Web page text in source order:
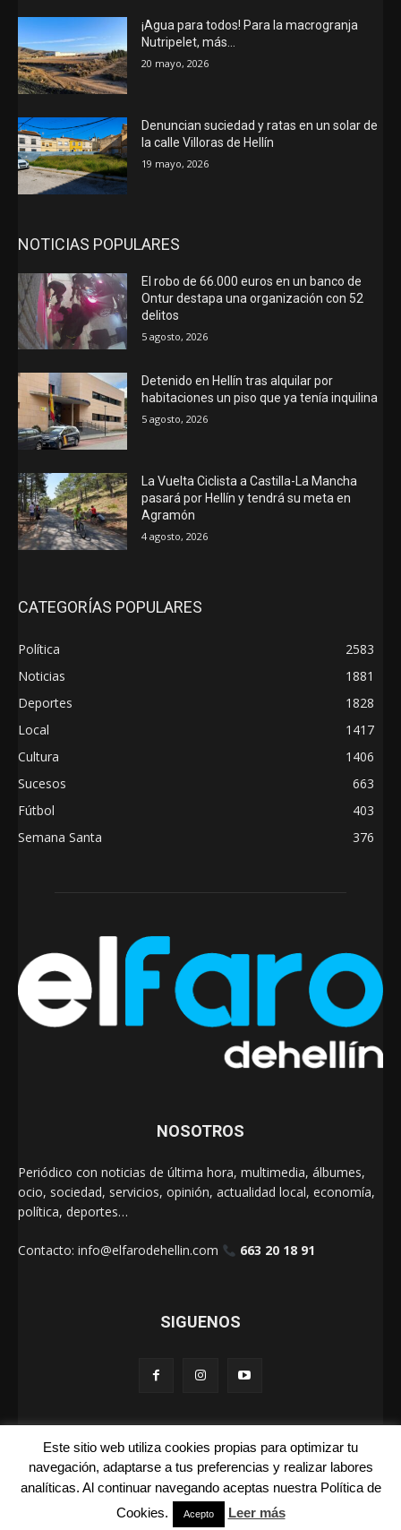
¡Agua para todos! Para la macrogranja
Nutripelet, más…
20 mayo, 2026
Denuncian suciedad y ratas en un solar de
la calle Villoras de Hellín
19 mayo, 2026
NOTICIAS POPULARES
El robo de 66.000 euros en un banco de
Ontur destapa una organización con 52
delitos
5 agosto, 2026
Detenido en Hellín tras alquilar por
habitaciones un piso que ya tenía inquilina
5 agosto, 2026
La Vuelta Ciclista a Castilla-La Mancha
pasará por Hellín y tendrá su meta en
Agramón
4 agosto, 2026
CATEGORÍAS POPULARES
Política
2583
Noticias
1881
Deportes
1828
Local
1417
Cultura
1406
Sucesos
663
Fútbol
403
Semana Santa
376
NOSOTROS
Periódico con noticias de última hora, multimedia, álbumes,
ocio, sociedad, servicios, opinión, actualidad local, economía,
política, deportes…
Contacto: info@elfarodehellin.com 663 20 18 91
SIGUENOS
El Faro de Hellín 2025
La Foto de la Semana
Publicidad
Este sitio web utiliza cookies propias para optimizar tu
navegación, adaptarse a tus preferencias y realizar labores
analíticas. Al continuar navegando aceptas nuestra Política de
Cookies.
Acepto Leer más